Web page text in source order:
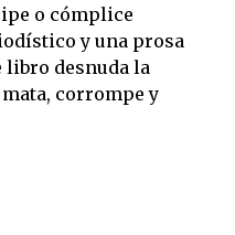
o cómplice
y una prosa
libro desnuda la
corrompe y